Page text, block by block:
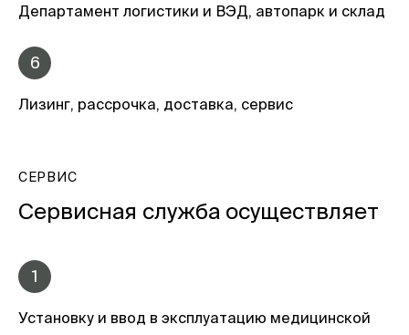
Департамент логистики и ВЭД, автопарк и склад
6
Лизинг, рассрочка, доставка, сервис
СЕРВИС
Сервисная служба осуществляет
1
Установку и ввод в эксплуатацию медицинской